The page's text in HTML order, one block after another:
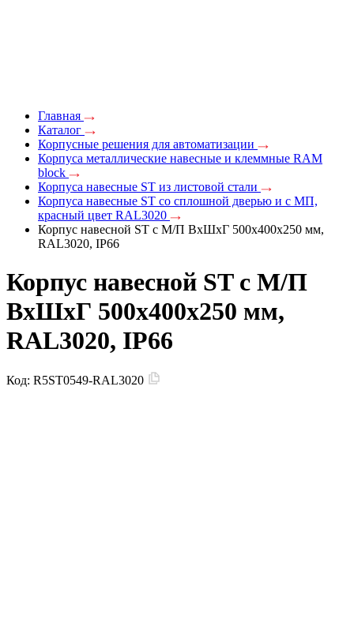
Главная
Каталог
Корпусные решения для автоматизации
Корпуса металлические навесные и клеммные RAM
block
Корпуса навесные ST из листовой стали
Корпуса навесные ST со сплошной дверью и с МП,
красный цвет RAL3020
Корпус навесной ST с М/П ВxШxГ 500x400x250 мм,
RAL3020, IP66
Корпус навесной ST с М/П
ВxШxГ 500x400x250 мм,
RAL3020, IP66
Код: R5ST0549-RAL3020